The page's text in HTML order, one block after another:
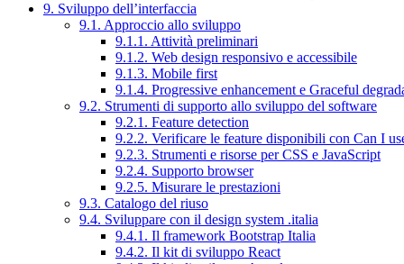
9. Sviluppo dell’interfaccia
9.1. Approccio allo sviluppo
9.1.1. Attività preliminari
9.1.2. Web design responsivo e accessibile
9.1.3. Mobile first
9.1.4. Progressive enhancement e Graceful
9.2. Strumenti di supporto allo sviluppo del software
9.2.1. Feature detection
9.2.2. Verificare le feature disponibili con Can I
9.2.3. Strumenti e risorse per CSS e JavaScript
9.2.4. Supporto browser
9.2.5. Misurare le prestazioni
9.3. Catalogo del riuso
9.4. Sviluppare con il design system .italia
9.4.1. Il framework Bootstrap Italia
9.4.2. Il kit di sviluppo React